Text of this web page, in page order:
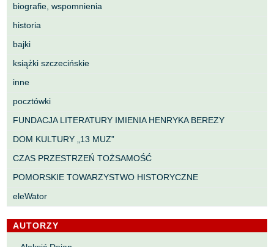
biografie, wspomnienia
historia
bajki
książki szczecińskie
inne
pocztówki
FUNDACJA LITERATURY IMIENIA HENRYKA BEREZY
DOM KULTURY „13 MUZ”
CZAS PRZESTRZEŃ TOŻSAMOŚĆ
POMORSKIE TOWARZYSTWO HISTORYCZNE
eleWator
AUTORZY